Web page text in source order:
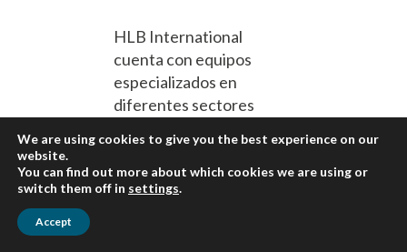
HLB International
cuenta con equipos
especializados en
diferentes sectores
las empresas a
mantenerse al tanto de
las megatendencias
We are using cookies to give you the best experience on our
website.
You can find out more about which cookies we are using or
switch them off in settings.
Accept